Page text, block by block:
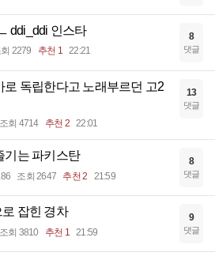
ddi_ddi 인스타
2279 추천 1 22:21
8
댓글
로 독립한다고 노래부르던 고2
조회 4714 추천 2 22:01
13
댓글
기는 파키스탄
조회 2647 추천 2 21:59
8
댓글
잡힌 경차
조회 3810 추천 1 21:59
9
댓글